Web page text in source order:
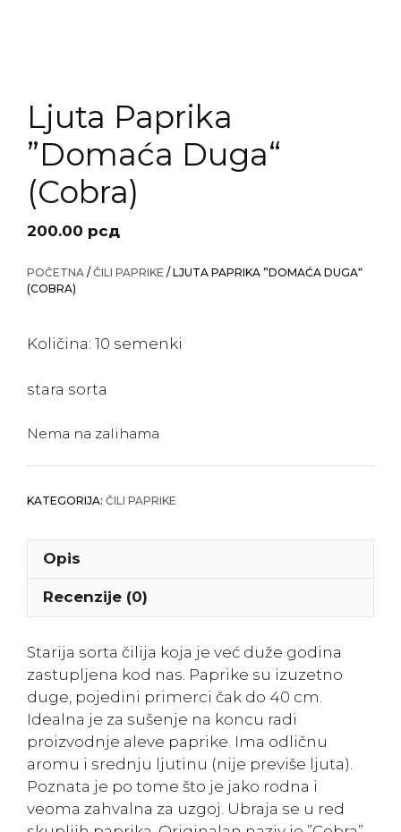
Ljuta Paprika
”Domaća Duga“
(Cobra)
200.00 рсд
POČETNA / ČILI PAPRIKE / LJUTA PAPRIKA ”DOMAĆA DUGA“
(COBRA)
Količina: 10 semenki
stara sorta
Nema na zalihama
KATEGORIJA: ČILI PAPRIKE
Opis
Recenzije (0)
Starija sorta čilija koja je već duže godina
zastupljena kod nas. Paprike su izuzetno
duge, pojedini primerci čak do 40 cm.
Idealna je za sušenje na koncu radi
proizvodnje aleve paprike. Ima odličnu
aromu i srednju ljutinu (nije previše ljuta).
Poznata je po tome što je jako rodna i
veoma zahvalna za uzgoj. Ubraja se u red